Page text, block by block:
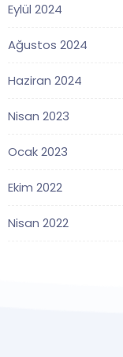
Eylül 2024
Ağustos 2024
Haziran 2024
Nisan 2023
Ocak 2023
Ekim 2022
Nisan 2022